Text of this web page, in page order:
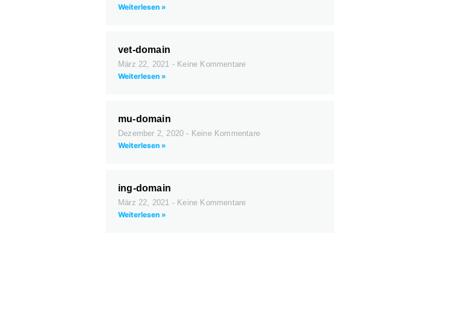
Weiterlesen »
vet-domain
März 22, 2021
Keine Kommentare
Weiterlesen »
mu-domain
Dezember 2, 2020
Keine Kommentare
Weiterlesen »
ing-domain
März 22, 2021
Keine Kommentare
Weiterlesen »